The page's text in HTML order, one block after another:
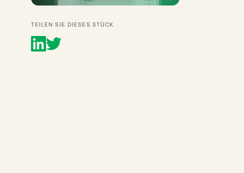
TEILEN SIE DIESES STÜCK